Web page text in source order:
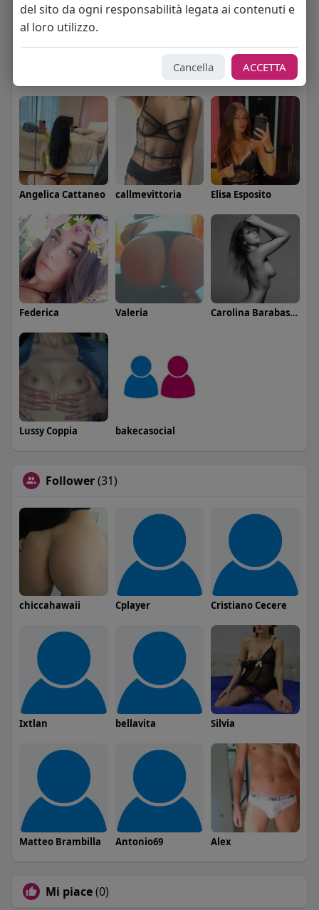
Album (0)
Angelica Cattaneo callmevittoria Elisa Esposito
Federica Valeria Carolina Barabaschi
Lussy Coppia bakecasocial
Follower(31)
chiccahawaii Cplayer Cristiano Cecere
Ixtlan bellavita Silvia
Matteo Brambilla Antonio69 Alex
Mi piace(0)
del sito da ogni responsabilità legata ai contenuti e
al loro utilizzo.
Cancella ACCETTA